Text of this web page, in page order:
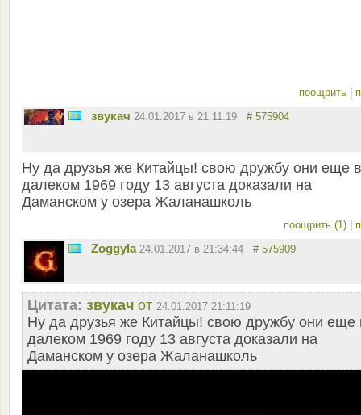
поощрить
звукач 24.01.2017 в 21:11:19 # 575904
Ну да друзья же Китайцы! свою дружбу они еще в
далеком 1969 году 13 августа доказали на
Даманском у озера Жаланашколь
поощрить (1)
Zoggyla 24.01.2017 в 21:34:44 # 575909
Цитата: звукач от 24.01.2017 21:11:19
Ну да друзья же Китайцы! свою дружбу они еще
далеком 1969 году 13 августа доказали на
Даманском у озера Жаланашколь